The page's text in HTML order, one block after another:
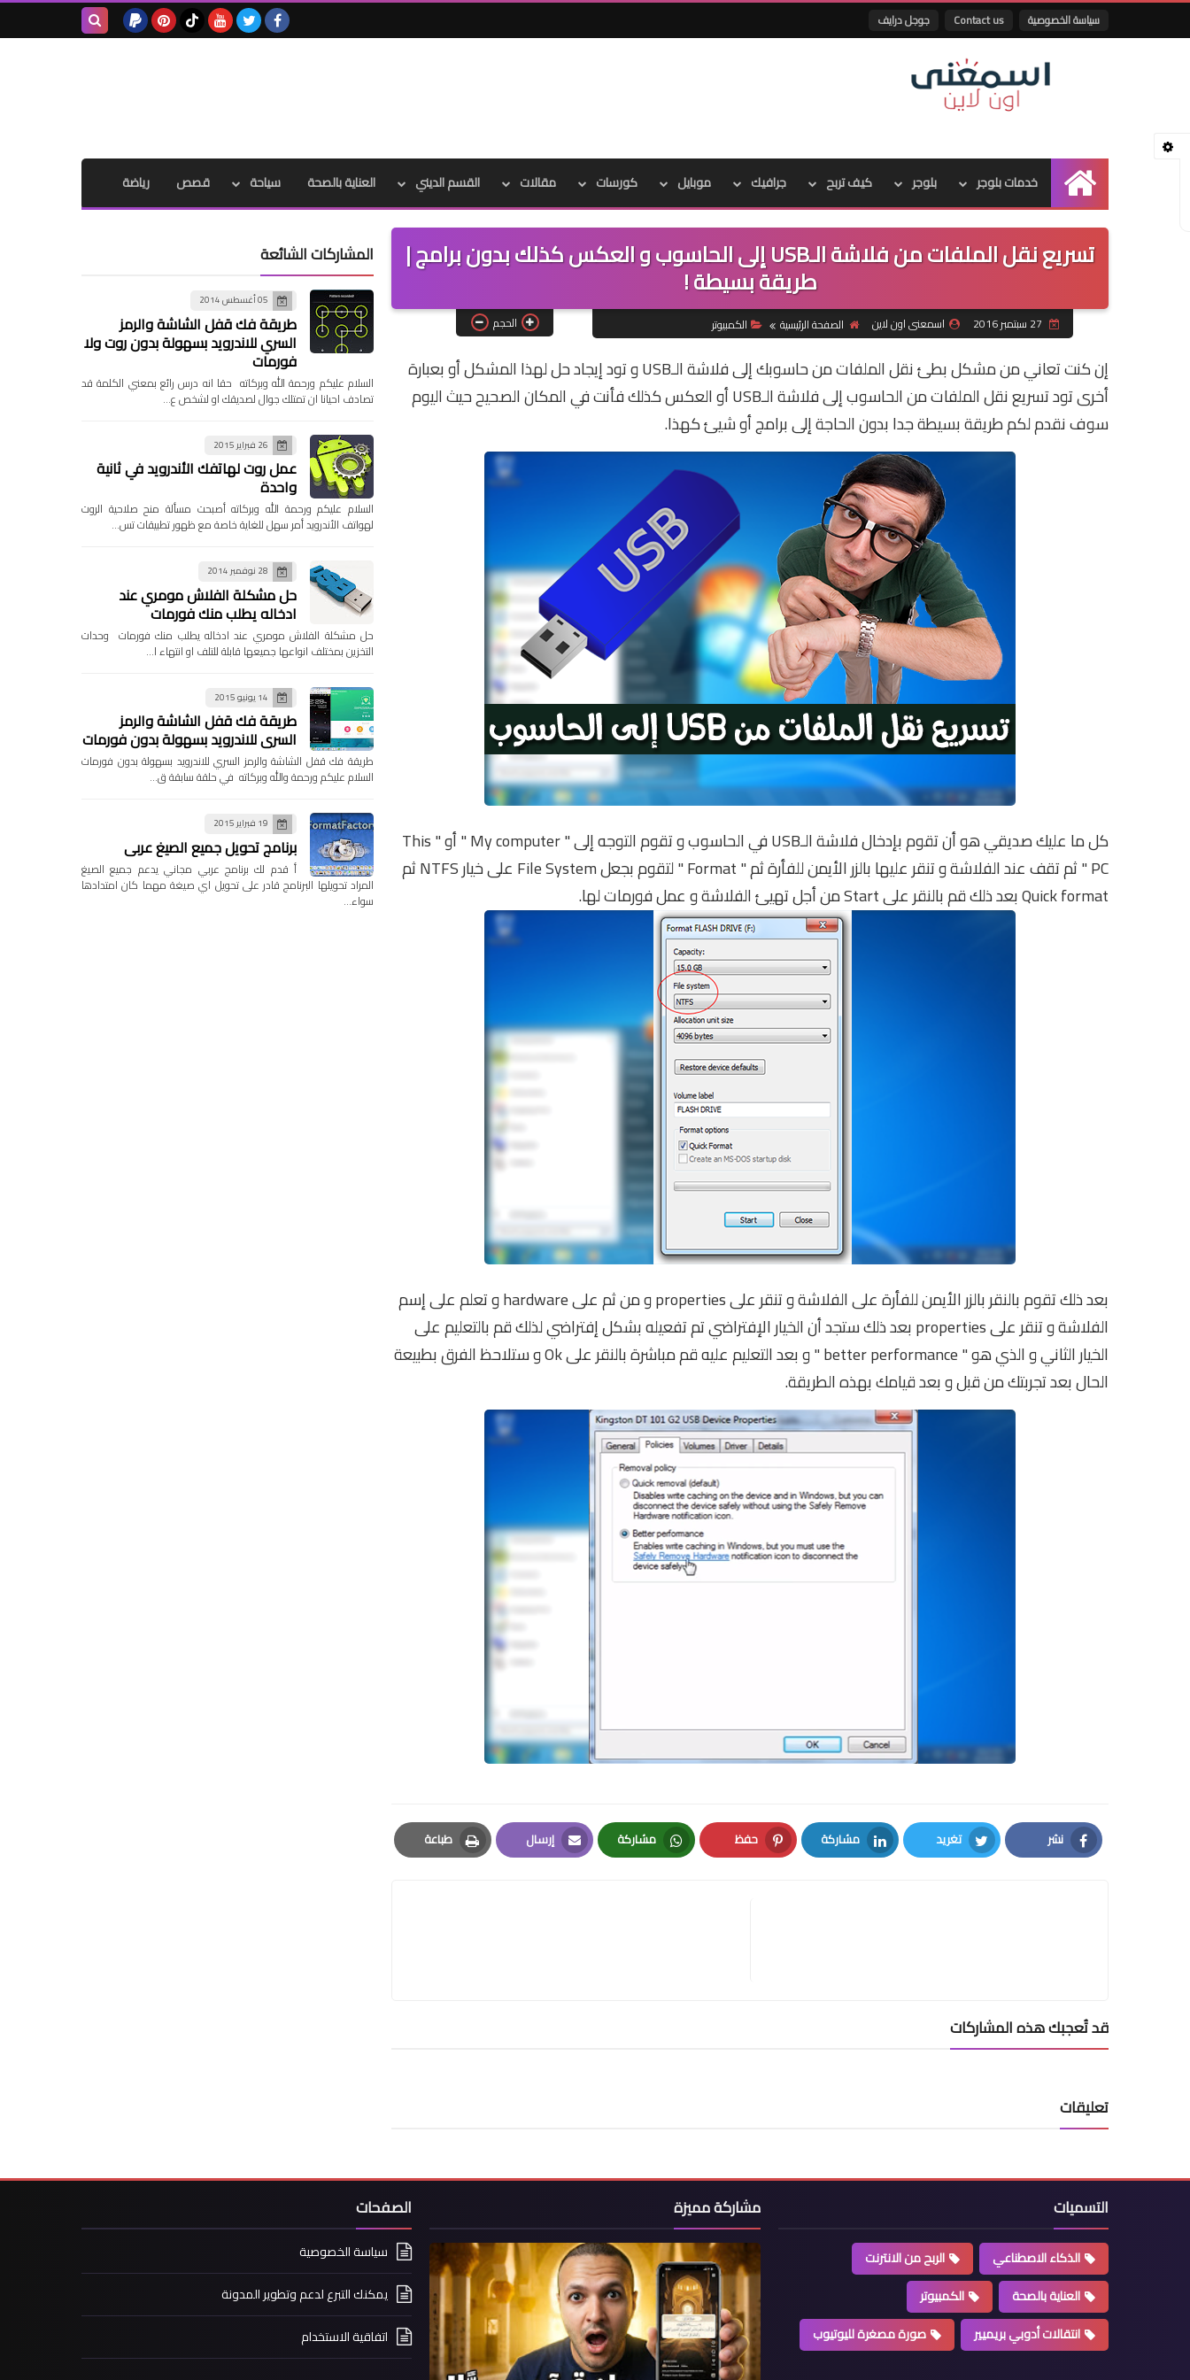
سياسة الخصوصية Contact us جوجل درايف
الرئيسية
خدمات بلوجر بلوجر كيف تربح جرافيك موبايل كورسات مقالات القسم الديني العناية بالصحة سياحة قصص رياضة
تسريع نقل الملفات من فلاشة الـUSB إلى الحاسوب و العكس كذلك بدون برامج |
طريقة بسيطة !
اسمعنى اون لاين الصفحة الرئيسية الكمبيوتر الحجم
إن كنت تعاني من مشكل بطئ نقل الملفات من حاسوبك إلى فلاشة الـUSB و تود إيجاد حل لهذا المشكل أو بعبارة
أخرى تود تسريع نقل الملفات من الحاسوب إلى فلاشة الـUSB أو العكس كذلك فأنت في المكان الصحيح حيث اليوم
سوف نقدم لكم طريقة بسيطة جدا بدون الحاجة إلى برامج أو شيئ كهذا.
كل ما عليك صديقي هو أن تقوم بإدخال فلاشة الـUSB في الحاسوب و تقوم التوجه إلى " My computer " أو " This
PC " ثم تقف عند الفلاشة و تنقر عليها بالزر الأيمن للفأرة ثم " Format " لتقوم بجعل File System على خيار NTFS ثم
Quick format بعد ذلك قم بالنقر على Start من أجل تهيئ الفلاشة و عمل فورمات لها.
بعد ذلك تقوم بالنقر بالزر الأيمن للفأرة على الفلاشة و تنقر على properties و من ثم على hardware و تعلم على إسم
الفلاشة و تنقر على properties بعد ذلك ستجد أن الخيار الإفتراضي تم تفعيله بشكل إفتراضي لذلك قم بالتعليم على
الخيار الثاني و الذي هو " better performance " و بعد التعليم عليه قم مباشرة بالنقر على Ok و ستلاحظ الفرق بطبيعة
الحال بعد تجربتك من قبل و بعد قيامك بهذه الطريقة.
نشر
Facebook
تغريد
Twitter
مشاركة
LinkedIn
حفظ
Pinterest
مشاركة
Whatsapp
إرسال
Email
طباعة
Print
قد تُعجبك هذه المشاركات
تعليقات
المشاركات الشائعة
05 أغسطس 2014
طريقة فك قفل الشاشة والرمز
السري للاندرويد بسهولة بدون روت ولا
فورمات
السلام عليكم ورحمة الله وبركاته حقا انه درس رائع بمعني الكلمة قد
تصادف احيانا ان تمتلك جوال لصديقك او لشخص ع…
26 فبراير 2015
عمل روت لهاتفك الأندرويد في ثانية
واحدة
السلام عليكم ورحمة الله وبركاته أصبحت مسألة منح صلاحية الروت
لهواتف الأندرويد أمر سهل للغاية خاصة مع ظهور تطبيقات تس…
28 نوفمبر 2014
حل مشكلة الفلاش مومري عند
ادخاله يطلب منك فورمات
حل مشكلة الفلاش مومري عند ادخاله يطلب منك فورمات وحدات
التخزين بمختلف انواعها جميعها قابلة للتلف او انتهاء ا…
14 يونيو 2015
طريقة فك قفل الشاشة والرمز
السري للاندرويد بسهولة بدون فورمات
طريقة فك قفل الشاشة والرمز السري للاندرويد بسهولة بدون فورمات
السلام عليكم ورحمة والله وبركاته في حلقة سابقة ق…
19 فبراير 2015
برنامج تحويل جميع الصيغ عربي
أ قدم لك برنامج عربي مجاني يدعم جميع الصيغ
المراد تحويلها البرنامج قادر على تحويل اي صيغة مهما كان امتدادها
سواء…
التسميات
الذكاء الاصطناعي
الربح من الانترنت
العناية بالصحة
الكمبيوتر
انتقالات أدوبي بريميير
صورة مصغرة لليوتيوب
مشاركة مميزة الصفحات
سياسة الخصوصية
يمكنك التبرع لدعم وتطوير المدونة
اتفاقية الاستخدام